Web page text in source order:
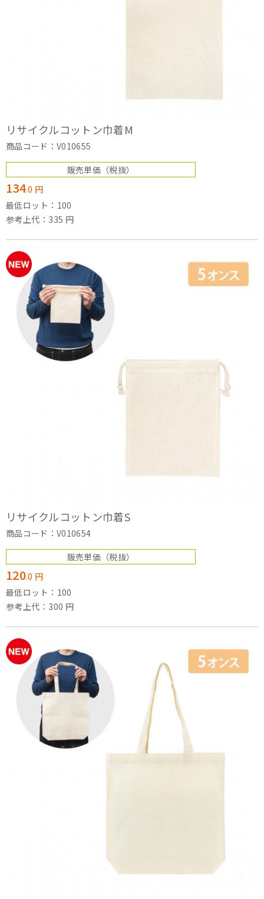
リサイクルコットン巾着M
商品コード：V010655
販売単価 （税抜）
134.0 円
最低ロット：100
参考上代：335 円
リサイクルコットン巾着S
商品コード：V010654
販売単価 （税抜）
120.0 円
最低ロット：100
参考上代：300 円